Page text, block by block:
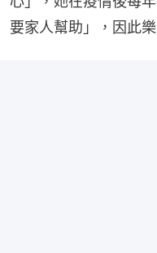
要家人幫助」，因此